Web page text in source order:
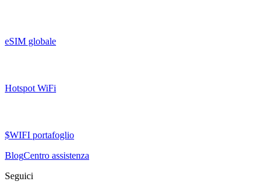
eSIM globale
Hotspot WiFi
$WIFI portafoglio
BlogCentro assistenza
Seguici